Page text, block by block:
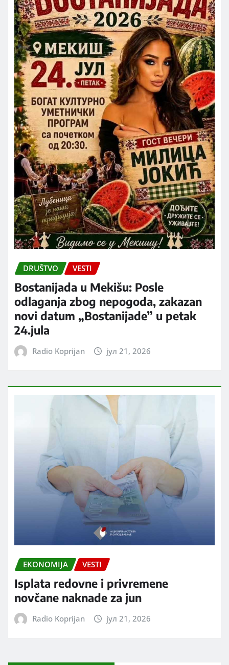
DRUŠTVO VESTI
Bostanijada u Mekišu: Posle
odlaganja zbog nepogoda, zakazan
novi datum „Bostanijade” u petak
24.jula
Radio Koprijan јул 21, 2026
EKONOMIJA VESTI
Isplata redovne i privremene
novčane naknade za jun
Radio Koprijan јул 21, 2026